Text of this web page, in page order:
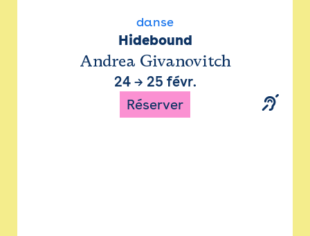
danse
Hidebound
Andrea Givanovitch
24→ 25 févr.
Réserver